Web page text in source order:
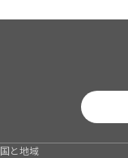
国と地域